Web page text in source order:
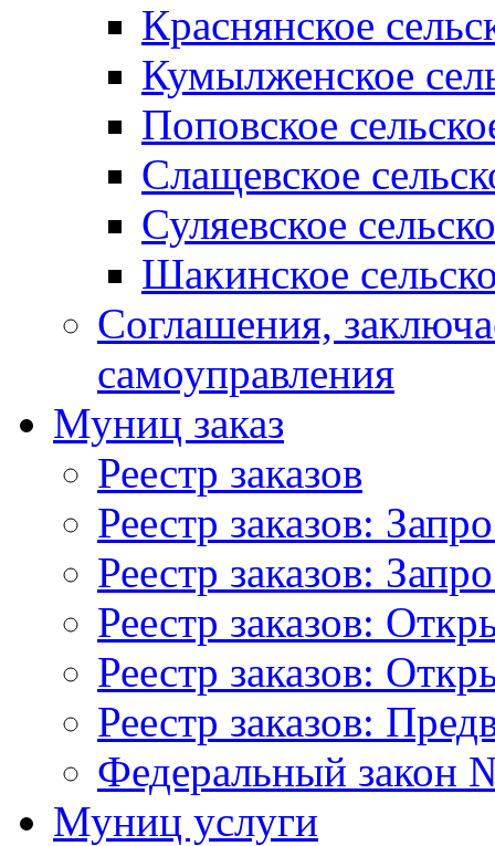
Краснянское
Кумылженское
Поповское
Слащевское
Суляевское
Шакинское
Соглашения,
самоуправления
Муниц заказ
Реестр заказов
Реестр заказов:
Реестр заказов:
Реестр заказов:
Реестр заказов:
Реестр заказов:
Федеральный закон
Муниц услуги